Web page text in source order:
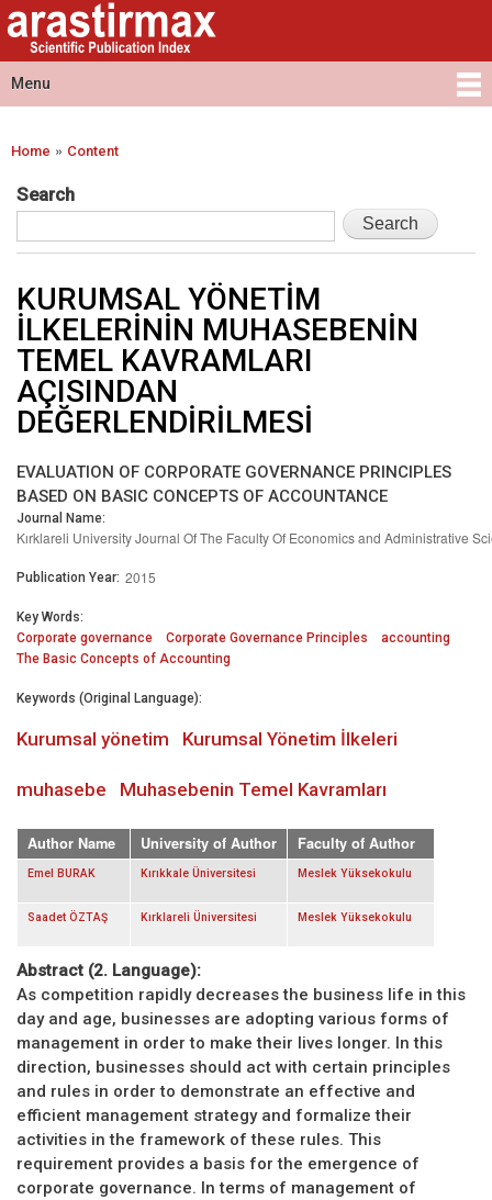
Skip to
main
content
Arastirmax
- Scientific
Publication
Index
Arastirmax
Scientific
Publication
Index
Menu
Main menu
You are here
Home » Content
Search
KURUMSAL YÖNETİM
İLKELERİNİN MUHASEBENİN
TEMEL KAVRAMLARI
AÇISINDAN
DEĞERLENDİRİLMESİ
EVALUATION OF CORPORATE GOVERNANCE PRINCIPLES
BASED ON BASIC CONCEPTS OF ACCOUNTANCE
Journal Name:
Kırklareli University Journal Of The Faculty Of Economics and Administrative
Publication Year: 2015
Key Words:
Corporate governance
Corporate Governance Principles
accounting
The Basic Concepts of Accounting
Keywords (Original Language):
Kurumsal yönetim Kurumsal Yönetim İlkeleri
muhasebe Muhasebenin Temel Kavramları
Author Name University of Author Faculty of Author
Emel BURAK Kırıkkale Üniversitesi Meslek Yüksekokulu
Saadet ÖZTAŞ Kırklareli Üniversitesi Meslek Yüksekokulu
Abstract (2. Language):
As competition rapidly decreases the business life in this
day and age, businesses are adopting various forms of
management in order to make their lives longer. In this
direction, businesses should act with certain principles
and rules in order to demonstrate an effective and
efficient management strategy and formalize their
activities in the framework of these rules. This
requirement provides a basis for the emergence of
corporate governance. In terms of management of